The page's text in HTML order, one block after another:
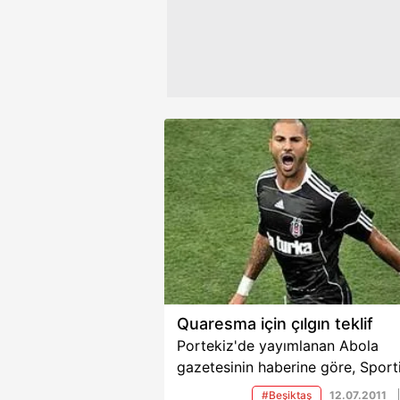
Quaresma için çılgın teklif
Portekiz'de yayımlanan Abola
gazetesinin haberine göre,
Lizbon'un Quaresma'nın
#Beşiktaş 12.07.2011